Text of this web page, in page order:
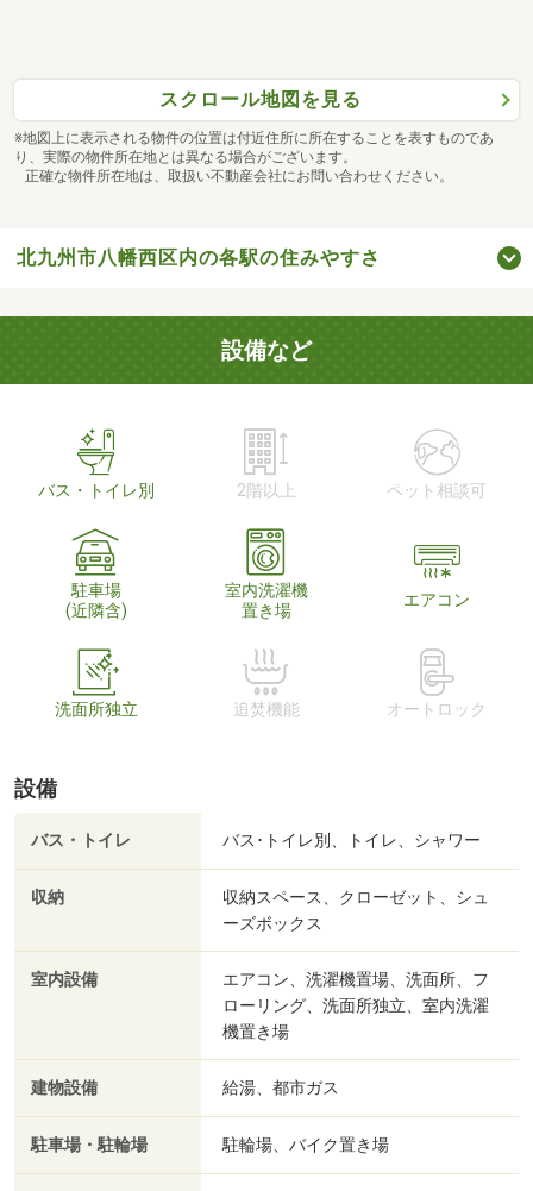
スクロール地図を見る
※地図上に表示される物件の位置は付近住所に所在することを表すものであ
り、実際の物件所在地とは異なる場合がございます。
正確な物件所在地は、取扱い不動産会社にお問い合わせください。
北九州市八幡西区内の各駅の住みやすさ
設備など
バス・トイレ別 2階以上 ペット相談可
駐車場
(近隣含)
室内洗濯機
置き場
エアコン
洗面所独立 追焚機能 オートロック
設備
バス・トイレ バス･トイレ別、トイレ、シャワー
収納
収納スペース、クローゼット、シュ
ーズボックス
室内設備
エアコン、洗濯機置場、洗面所、フ
ローリング、洗面所独立、室内洗濯
機置き場
建物設備 給湯、都市ガス
駐車場・駐輪場 駐輪場、バイク置き場